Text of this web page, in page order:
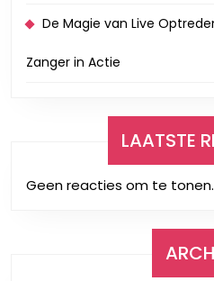
De Magie van Live
Zanger in Actie
LAATSTE
Geen reacties om te tonen.